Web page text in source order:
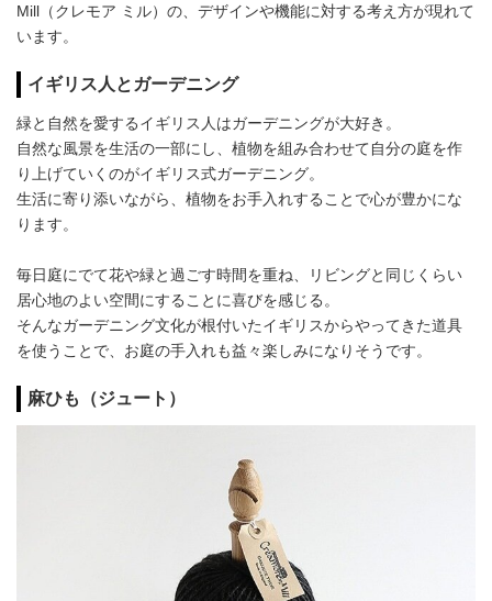
Mill（クレモア ミル）の、デザインや機能に対する考え方が現れて
います。
イギリス人とガーデニング
緑と自然を愛するイギリス人はガーデニングが大好き。
自然な風景を生活の一部にし、植物を組み合わせて自分の庭を作
り上げていくのがイギリス式ガーデニング。
生活に寄り添いながら、植物をお手入れすることで心が豊かにな
ります。
毎日庭にでて花や緑と過ごす時間を重ね、リビングと同じくらい
居心地のよい空間にすることに喜びを感じる。
そんなガーデニング文化が根付いたイギリスからやってきた道具
を使うことで、お庭の手入れも益々楽しみになりそうです。
麻ひも（ジュート）